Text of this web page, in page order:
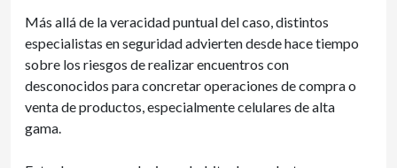
Más allá de la veracidad puntual del caso, distintos
especialistas en seguridad advierten desde hace tiempo
sobre los riesgos de realizar encuentros con
desconocidos para concretar operaciones de compra o
venta de productos, especialmente celulares de alta
gama.